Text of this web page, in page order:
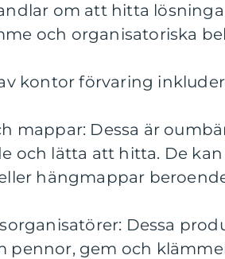
om att hitta
och organisatoriska
kontor förvaring
mappar: Dessa är
och lätta att hitta. De
hängmappar
Dessa
pennor, gem och